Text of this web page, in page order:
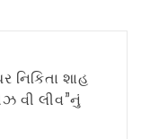
નિકિતા શાહ
વી લીવ”નું